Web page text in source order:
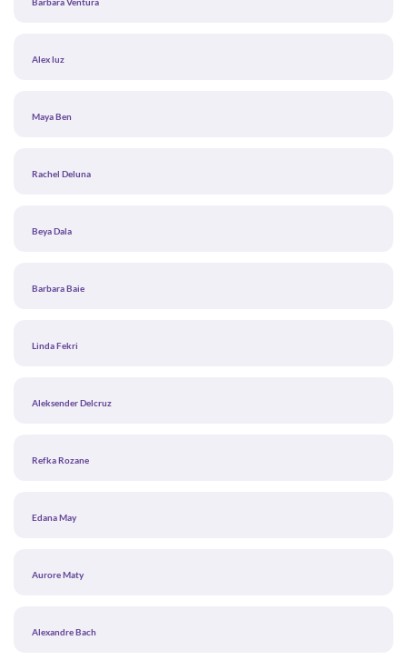
Alex luz
Maya Ben
Rachel Deluna
Beya Dala
Barbara Baie
Linda Fekri
Aleksender Delcruz
Refka Rozane
Edana May
Aurore Maty
Alexandre Bach